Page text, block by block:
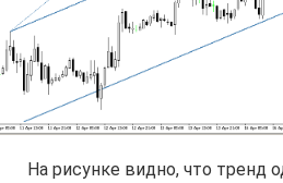
На рисунке видно, что тренд